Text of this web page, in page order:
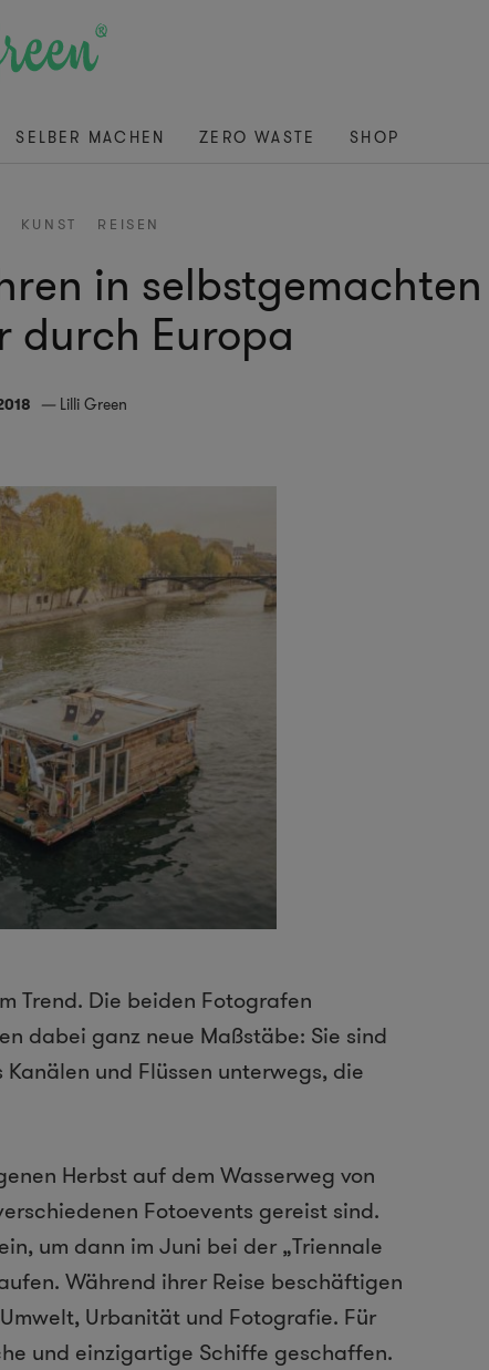
SELBER MACHEN ZERO WASTE SHOP
KUNST REISEN
in selbstgemachten
durch Europa
Lilli Green
Trend. Die beiden Fotografen
dabei ganz neue Maßstäbe: Sie sind
und Flüssen unterwegs, die
Herbst auf dem Wasserweg von
Fotoevents gereist sind.
um dann im Juni bei der „Triennale
Während ihrer Reise beschäftigen
Urbanität und Fotografie. Für
und einzigartige Schiffe geschaffen.